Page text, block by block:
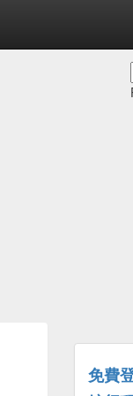
免費